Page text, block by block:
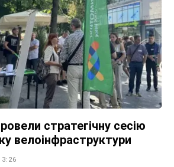
стратегічну сесію
велоінфраструктури